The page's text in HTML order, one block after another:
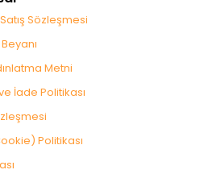
Sözleşmesi
Beyanı
Metni
İade Politikası
Politikası